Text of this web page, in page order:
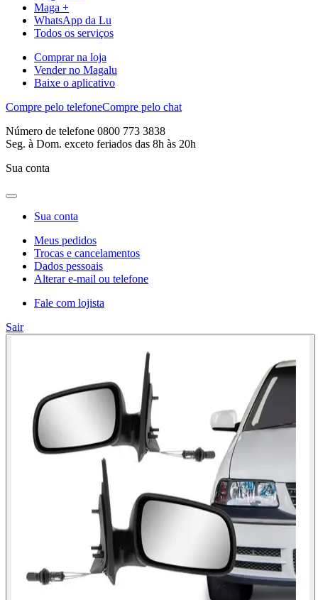
Maga +
WhatsApp da Lu
Todos os serviços
Comprar na loja
Vender no Magalu
Baixe o aplicativo
Compre pelo telefoneCompre pelo chat
Número de telefone 0800 773 3838
Seg. à Dom. exceto feriados das 8h às 20h
Sua conta
Sua conta
Meus pedidos
Trocas e cancelamentos
Dados pessoais
Alterar e-mail ou telefone
Fale com lojista
Sair